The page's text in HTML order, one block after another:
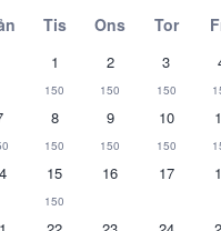
Tis Ons Tor
1
150
2
150
3
150
8
150
9
150
10
150
15
150
16 17